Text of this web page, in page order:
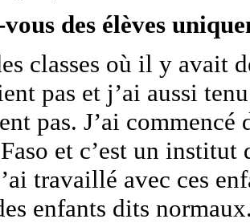
des élèves
classes où il y avait
pas et j’ai aussi
pas. J’ai commencé
et c’est un
travaillé avec ces
enfants dits